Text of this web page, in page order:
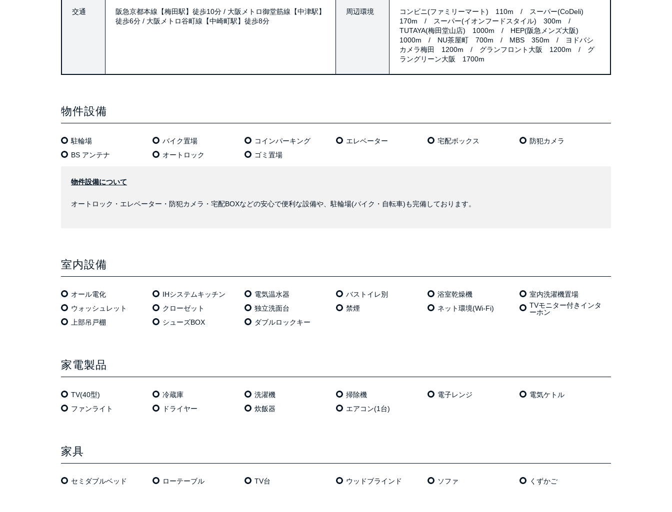
交通
阪急京都本線【梅田駅】徒歩10分 / 大阪メトロ御堂筋線【中津駅】
徒歩6分 / 大阪メトロ谷町線【中崎町駅】徒歩8分
周辺環境
コンビニ(ファミリーマート) 110m / スーパー(CoDeli)
170m / スーパー(イオンフードスタイル) 300m /
TUTAYA(梅田堂山店) 1000m / HEP(阪急メンズ大阪)
1000m / NU茶屋町 700m / MBS 350m / ヨドバシ
カメラ梅田 1200m / グランフロント大阪 1200m / グ
ラングリーン大阪 1700m
物件設備
駐輪場 バイク置場 コインパーキング エレベーター 宅配ボックス
防犯カメラ
BS アンテナ
オートロック ゴミ置場
物件設備について
オートロック・エレベーター・防犯カメラ・宅配BOXなどの安心で便利な設備や、駐輪場(バイク・自転車)も完備しております。
室内設備
オール電化 IHシステムキッチン 電気温⽔器 バストイレ別 浴室乾燥機
室内洗濯機置場
ウォッシュレット
クローゼット 独⽴洗⾯台 禁煙 ネット環境(Wi-Fi)
TVモニター付きインタ
ーホン
上部吊戸棚
シューズBOX ダブルロックキー
家電製品
TV(40型) 冷蔵庫 洗濯機 掃除機 電⼦レンジ
電気ケトル
ファンライト
ドライヤー 炊飯器 エアコン(1台)
家具
セミダブルベッド ローテーブル TV台 ウッドブラインド ソファ くずかご